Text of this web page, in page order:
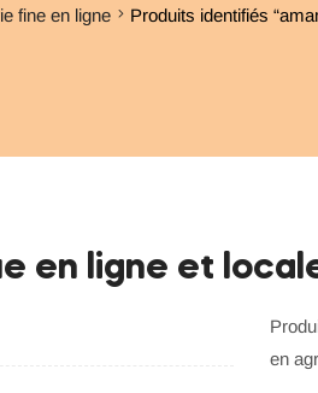
fine en ligne Produits identifiés
en ligne et
en